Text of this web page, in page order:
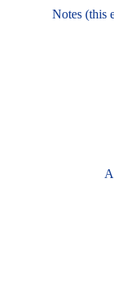
Notes (this